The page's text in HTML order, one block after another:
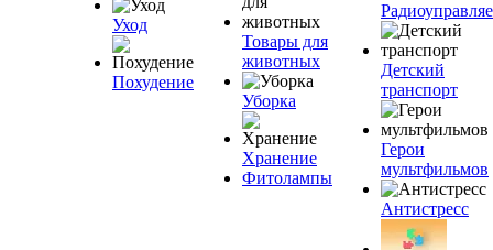
Уход
Похудение
Товары для
животных
Уборка
Хранение
Фитолампы
Детский
транспорт
Герои
мультфильмов
Антистресс